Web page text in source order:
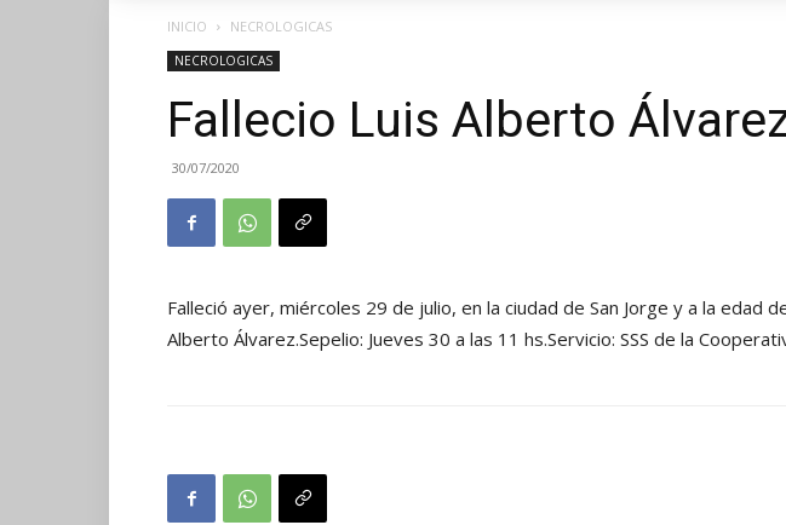
INICIO NECROLOGICAS
NECROLOGICAS
Fallecio Luis Alberto
30/07/2020
Falleció ayer, miércoles 29 de julio, en la ciudad de San Jorge y a la edad
Alberto Álvarez.Sepelio: Jueves 30 a las 11 hs.Servicio: SSS de la